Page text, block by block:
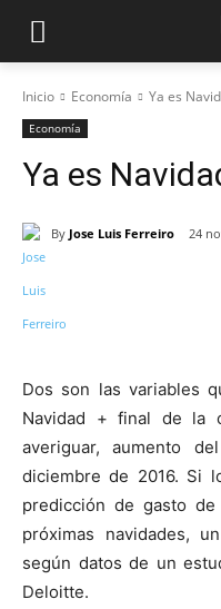
Inicio Economía Ya es
Economía
Ya es
By Jose Luis Ferreiro 24
Dos son las variables
Navidad + final de la
averiguar, aumento
diciembre de 2016. Si
predicción de gasto
próximas navidades,
según datos de un
Deloitte.